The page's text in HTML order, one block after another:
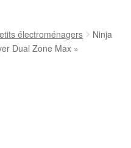
électroménagers
Ninja
Dual Zone Max »